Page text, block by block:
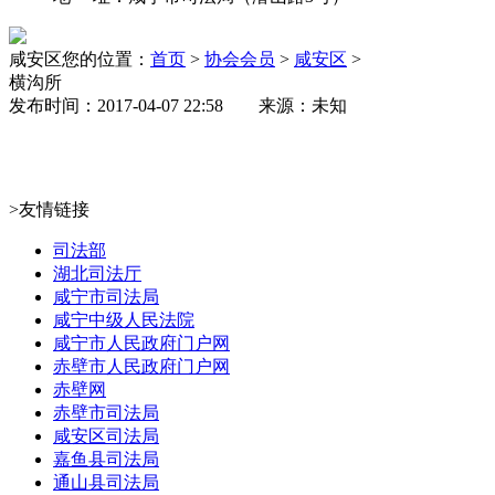
咸安区您的位置： 首页 > 协会会员 > 咸安区 >
横沟所
发布时间：2017-04-07 22:58 来源：未知
>友情链接
司法部
湖北司法厅
咸宁市司法局
咸宁中级人民法院
咸宁市人民政府门户网
赤壁市人民政府门户网
赤壁网
赤壁市司法局
咸安区司法局
嘉鱼县司法局
通山县司法局